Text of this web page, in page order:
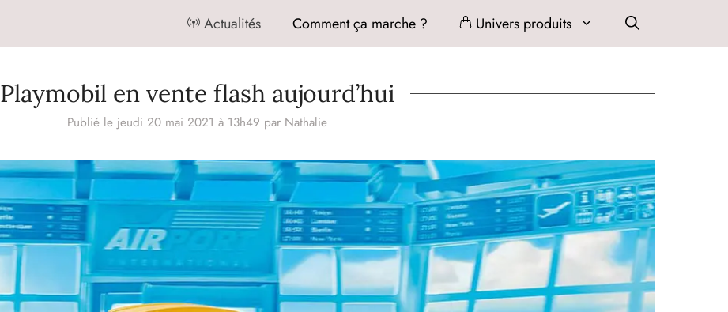
Actualités Comment ça marche ? Univers produits
Playmobil en vente flash aujourd’hui
Publié le jeudi 20 mai 2021 à 13h49 par Nathalie